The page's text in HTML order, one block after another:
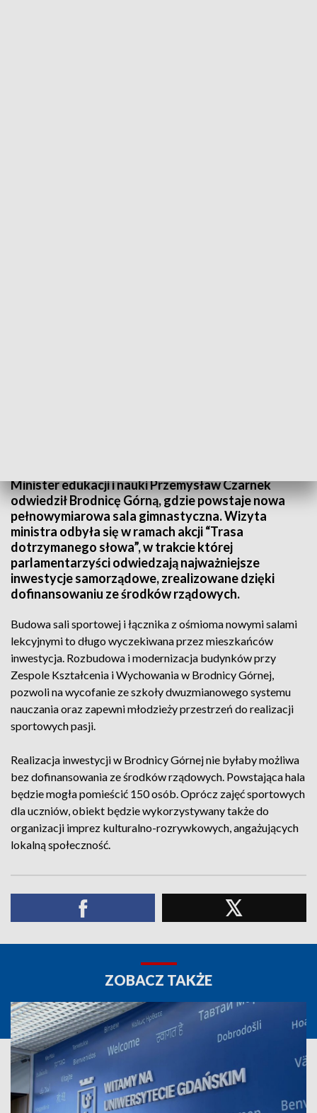
Minister edukacji i nauki Przemysław Czarnek
odwiedził Brodnicę Górną, gdzie powstaje nowa
pełnowymiarowa sala gimnastyczna. Wizyta
ministra odbyła się w ramach akcji “Trasa
dotrzymanego słowa”, w trakcie której
parlamentarzyści odwiedzają najważniejsze
inwestycje samorządowe, zrealizowane dzięki
dofinansowaniu ze środków rządowych.
Budowa sali sportowej i łącznika z ośmioma nowymi salami
lekcyjnymi to długo wyczekiwana przez mieszkańców
inwestycja. Rozbudowa i modernizacja budynków przy
Zespole Kształcenia i Wychowania w Brodnicy Górnej,
pozwoli na wycofanie ze szkoły dwuzmianowego systemu
nauczania oraz zapewni młodzieży przestrzeń do realizacji
sportowych pasji.
Realizacja inwestycji w Brodnicy Górnej nie byłaby możliwa
bez dofinansowania ze środków rządowych. Powstająca hala
będzie mogła pomieścić 150 osób. Oprócz zajęć sportowych
dla uczniów, obiekt będzie wykorzystywany także do
organizacji imprez kulturalno-rozrywkowych, angażujących
lokalną społeczność.
ZOBACZ TAKŻE